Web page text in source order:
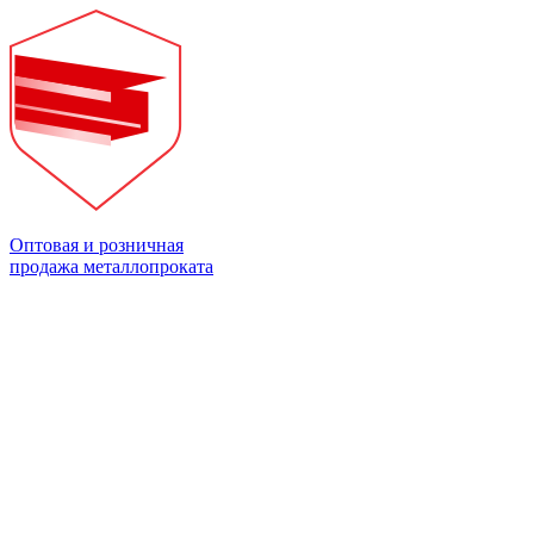
Оптовая и розничная
продажа металлопроката